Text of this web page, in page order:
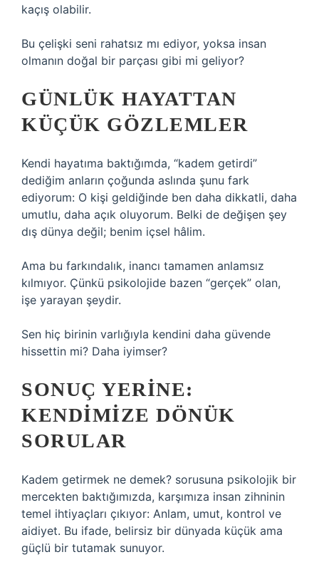
kaçış olabilir.
Bu çelişki seni rahatsız mı ediyor, yoksa insan
olmanın doğal bir parçası gibi mi geliyor?
GÜNLÜK HAYATTAN
KÜÇÜK GÖZLEMLER
Kendi hayatıma baktığımda, “kadem getirdi”
dediğim anların çoğunda aslında şunu fark
ediyorum: O kişi geldiğinde ben daha dikkatli, daha
umutlu, daha açık oluyorum. Belki de değişen şey
dış dünya değil; benim içsel hâlim.
Ama bu farkındalık, inancı tamamen anlamsız
kılmıyor. Çünkü psikolojide bazen “gerçek” olan,
işe yarayan şeydir.
Sen hiç birinin varlığıyla kendini daha güvende
hissettin mi? Daha iyimser?
SONUÇ YERINE:
KENDIMIZE DÖNÜK
SORULAR
Kadem getirmek ne demek? sorusuna psikolojik bir
mercekten baktığımızda, karşımıza insan zihninin
temel ihtiyaçları çıkıyor: Anlam, umut, kontrol ve
aidiyet. Bu ifade, belirsiz bir dünyada küçük ama
güçlü bir tutamak sunuyor.